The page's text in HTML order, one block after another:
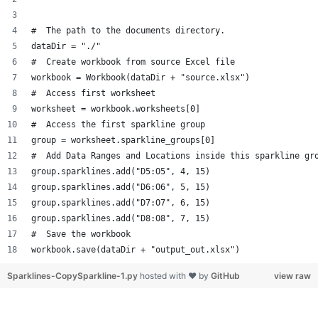
#  The path to the documents directory.
dataDir = "./"
#  Create workbook from source Excel file
workbook = Workbook(dataDir + "source.xlsx")
#  Access first worksheet
worksheet = workbook.worksheets[0]
#  Access the first sparkline group
group = worksheet.sparkline_groups[0]
#  Add Data Ranges and Locations inside this sparkline
group.sparklines.add("D5:O5", 4, 15)
group.sparklines.add("D6:O6", 5, 15)
group.sparklines.add("D7:O7", 6, 15)
group.sparklines.add("D8:O8", 7, 15)
#  Save the workbook
workbook.save(dataDir + "output_out.xlsx")
view raw
Sparklines-CopySparkline-1.py hosted with ❤ by GitHub